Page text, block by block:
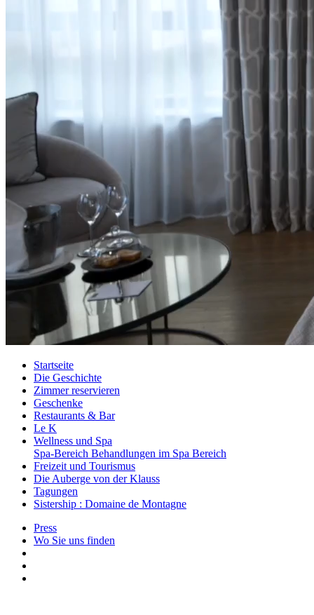
Startseite
Die Geschichte
Zimmer reservieren
Geschenke
Restaurants & Bar
Le K
Wellness und Spa
Spa-Bereich Behandlungen im Spa Bereich
Freizeit und Tourismus
Die Auberge von der Klauss
Tagungen
Sistership : Domaine de Montagne
Press
Wo Sie uns finden